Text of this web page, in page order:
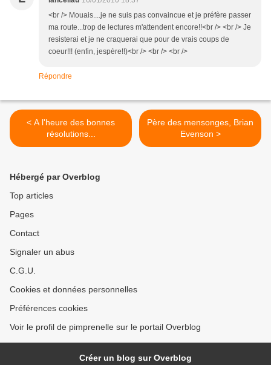
<br /> Mouais....je ne suis pas convaincue et je préfère passer
ma route...trop de lectures m'attendent encore!!<br /> <br /> Je
resisterai et je ne craquerai que pour de vrais coups de
coeur!!! (enfin, jespère!!)<br /> <br /> <br />
Répondre
< A l'heure des bonnes
résolutions...
Père des mensonges, Brian
Evenson >
Hébergé par Overblog
Top articles
Pages
Contact
Signaler un abus
C.G.U.
Cookies et données personnelles
Préférences cookies
Voir le profil de pimprenelle sur le portail Overblog
Créer un blog sur Overblog